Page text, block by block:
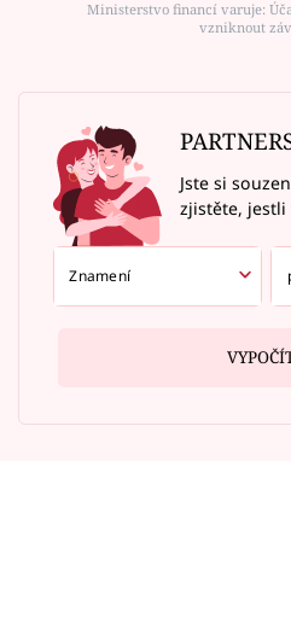
Ministerstvo financí varuje:
vzniknout
Jste si
zjistěte, jestli